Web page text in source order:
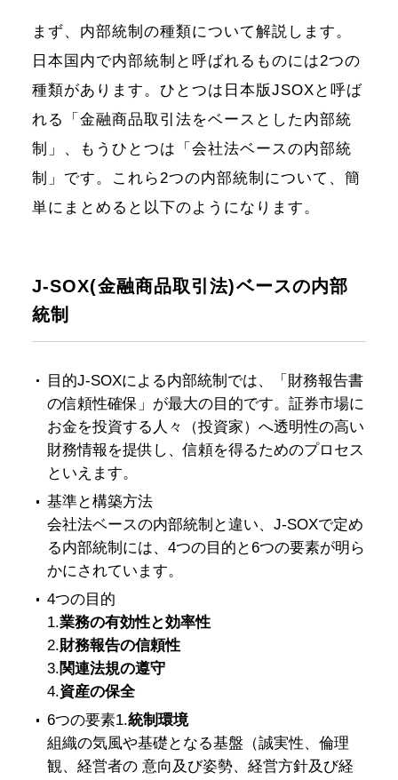
まず、内部統制の種類について解説します。
日本国内で内部統制と呼ばれるものには2つの
種類があります。ひとつは日本版JSOXと呼ば
れる「金融商品取引法をベースとした内部統
制」、もうひとつは「会社法ベースの内部統
制」です。これら2つの内部統制について、簡
単にまとめると以下のようになります。
J-SOX(金融商品取引法)ベースの内部
統制
目的J-SOXによる内部統制では、「財務報告書
の信頼性確保」が最大の目的です。証券市場に
お金を投資する人々（投資家）へ透明性の高い
財務情報を提供し、信頼を得るためのプロセス
といえます。
基準と構築方法
会社法ベースの内部統制と違い、J-SOXで定め
る内部統制には、4つの目的と6つの要素が明ら
かにされています。
4つの目的
1.業務の有効性と効率性
2.財務報告の信頼性
3.関連法規の遵守
4.資産の保全
6つの要素1.統制環境
組織の気風や基礎となる基盤（誠実性、倫理
観、経営者の 意向及び姿勢、経営方針及び経